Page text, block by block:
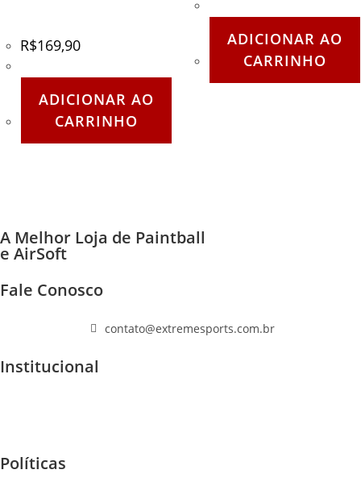
R$169,90
ADICIONAR AO
CARRINHO
ADICIONAR AO
CARRINHO
A Melhor Loja de Paintball
e AirSoft
Fale Conosco
contato@extremesports.com.br
Institucional
Políticas